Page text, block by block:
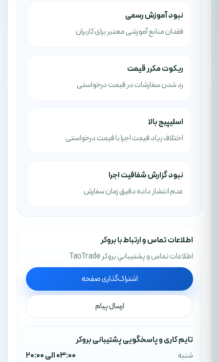
نبود آموزش رسمی
فقدان منابع آموزشی معتبر برای کاربران
ریکوت مکرر قیمت
رد شدن سفارشات در قیمت درخواستی
اسلیپیج بالا
اختلاف زیاد قیمت اجرا با قیمت درخواستی
نبود گزارش شفافیت اجرا
عدم انتشار داده دقیق زمان سفارش
اطلاعات تماس و ارتباط با بروکر
اطلاعات تماس و پشتيباني بروکر TaoTrade
اشتراک‌گذاری صفحه
ارسال پیام
تایم کاری و پاسخگویی پشتیبانی بروکر
شنبه
03:00 الی 20:00